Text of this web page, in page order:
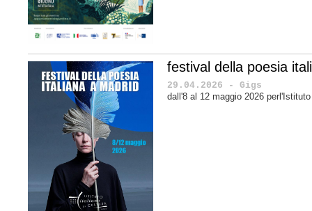
festival della poesia
29.04.2026 - Gigs
dall'8 al 12 maggio 2026